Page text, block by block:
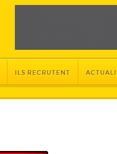
ILS RECRUTENT